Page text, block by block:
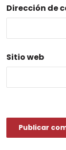
Dirección de
Sitio web